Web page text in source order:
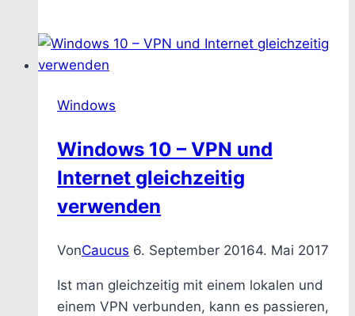
Windows
Windows 10 – VPN und
Internet gleichzeitig
verwenden
VonCaucus 6. September 20164. Mai 2017
Ist man gleichzeitig mit einem lokalen und
einem VPN verbunden, kann es passieren,